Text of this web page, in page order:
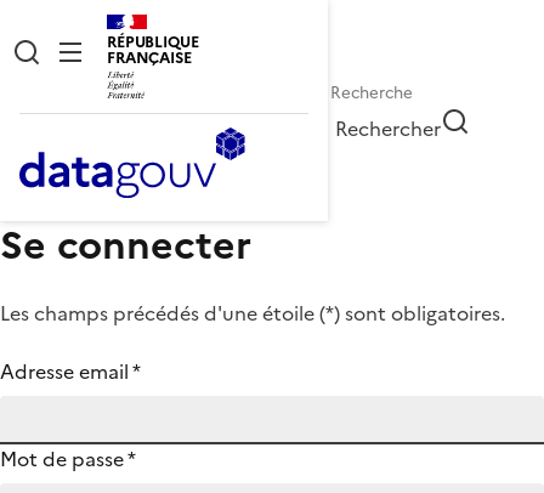
RÉPUBLIQUE
FRANÇAISE
Rechercher
Se connecter
Les champs précédés d'une étoile (*) sont obligatoires.
Adresse email*
Mot de passe*